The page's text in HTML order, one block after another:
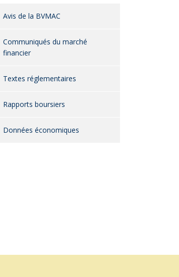
Avis de la BVMAC
Communiqués du marché
financier
Textes réglementaires
Rapports boursiers
Données économiques